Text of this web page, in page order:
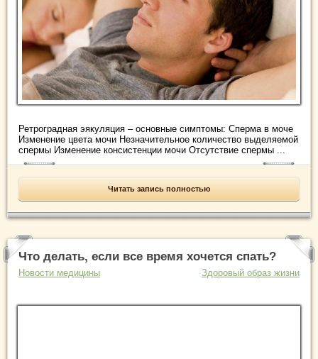
Ретроградная эякуляция – основные симптомы: Сперма в моче
Изменение цвета мочи Незначительное количество выделяемой
спермы Изменение консистенции мочи Отсутствие спермы ...
Читать запись полностью
Что делать, если все время хочется спать?
Новости медицины Здоровый образ жизни